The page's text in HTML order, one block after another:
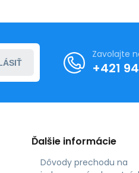
Zavolajte
+421
Ďalšie informácie
Dôvody prechodu na